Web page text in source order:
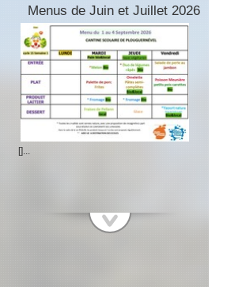
Menus de Juin et Juillet 2026
[]...